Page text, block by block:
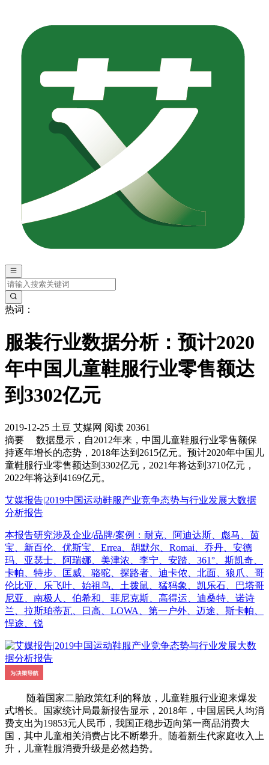
热词：
服装行业数据分析：预计2020
年中国儿童鞋服行业零售额达
到3302亿元
2019-12-25 土豆 艾媒网 阅读 20361
摘要 数据显示，自2012年来，中国儿童鞋服行业零售额保
持逐年增长的态势，2018年达到2615亿元。预计2020年中国儿
童鞋服行业零售额达到3302亿元，2021年将达到3710亿元，
2022年将达到4169亿元。
艾媒报告|2019中国运动鞋服产业竞争态势与行业发展大数据
分析报告
本报告研究涉及企业/品牌/案例：耐克、阿迪达斯、彪马、茵
宝、新百伦、优斯宝、Errea、胡默尔、Romai、乔丹、安德
玛、亚瑟士、阿瑞娜、美津浓、李宁、安踏、361°、斯凯奇、
卡帕、特步、匡威、骆驼、探路者、迪卡侬、北面、狼爪、哥
伦比亚、乐飞叶、始祖鸟、土拨鼠、猛犸象、凯乐石、巴塔哥
尼亚、南极人、伯希和、菲尼克斯、高得运、迪桑特、诺诗
兰、拉斯珀蒂瓦、日高、LOWA、第一户外、迈途、斯卡帕、
悍途、锐
随着国家二胎政策红利的释放，儿童鞋服行业迎来爆发
式增长。国家统计局最新报告显示，2018年，中国居民人均消
费支出为19853元人民币，我国正稳步迈向第一商品消费大
国，其中儿童相关消费占比不断攀升。随着新生代家庭收入上
升，儿童鞋服消费升级是必然趋势。